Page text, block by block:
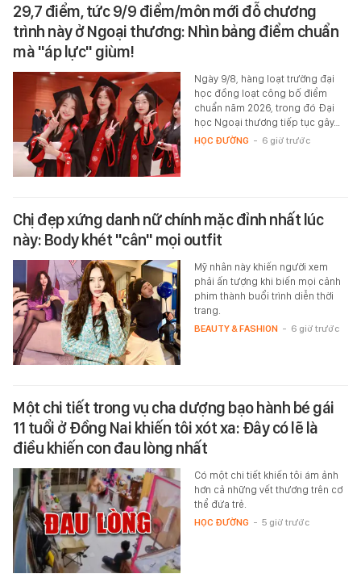
29,7 điểm, tức 9/9 điểm/môn mới đỗ chương
trình này ở Ngoại thương: Nhìn bảng điểm chuẩn
mà "áp lực" giùm!
Ngày 9/8, hàng loạt trường đại
học đồng loạt công bố điểm
chuẩn năm 2026, trong đó Đại
học Ngoại thương tiếp tục gây…
HỌC ĐƯỜNG - 6 giờ trước
Chị đẹp xứng danh nữ chính mặc đỉnh nhất lúc
này: Body khét "cân" mọi outfit
Mỹ nhân này khiến người xem
phải ấn tượng khi biến mọi cảnh
phim thành buổi trình diễn thời
trang.
BEAUTY & FASHION - 6 giờ trước
Một chi tiết trong vụ cha dượng bạo hành bé gái
11 tuổi ở Đồng Nai khiến tôi xót xa: Đây có lẽ là
điều khiến con đau lòng nhất
Có một chi tiết khiến tôi ám ảnh
hơn cả những vết thương trên cơ
thể đứa trẻ.
HỌC ĐƯỜNG - 5 giờ trước